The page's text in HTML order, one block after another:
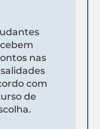
nas
com
de